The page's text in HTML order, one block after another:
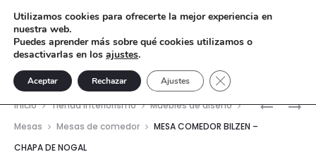
MESA
CÓMODA
Inicio Tienda interiorismo
Muebles de diseño
Mesas
Mesas de comedor
MESA COMEDOR BILZEN –
CHAPA DE NOGAL
Utilizamos cookies para ofrecerte la mejor experiencia en
nuestra web.
Puedes aprender más sobre qué cookies utilizamos o
desactivarlas en los ajustes.
Aceptar Rechazar Ajustes Cerrar el banner de